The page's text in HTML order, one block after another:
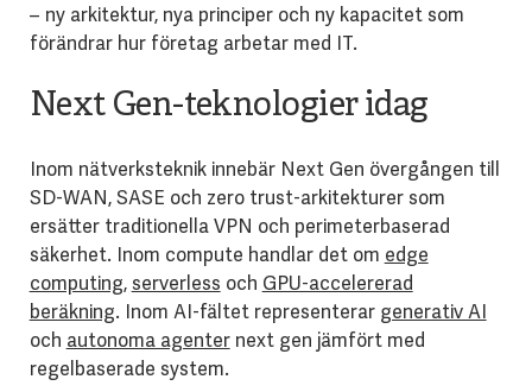
– ny arkitektur, nya principer och ny kapacitet som
förändrar hur företag arbetar med IT.
Next Gen-teknologier idag
Inom nätverksteknik innebär Next Gen övergången till
SD-WAN, SASE och zero trust-arkitekturer som
ersätter traditionella VPN och perimeterbaserad
säkerhet. Inom compute handlar det om edge
computing,serverless och GPU-accelererad
beräkning. Inom AI-fältet representerar generativ AI
och autonoma agenternext gen jämfört med
regelbaserade system.